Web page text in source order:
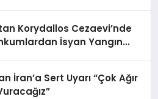
Korydallos Cezaevi’nde
İsyan Yangın
İran’a Sert Uyarı “Çok Ağır